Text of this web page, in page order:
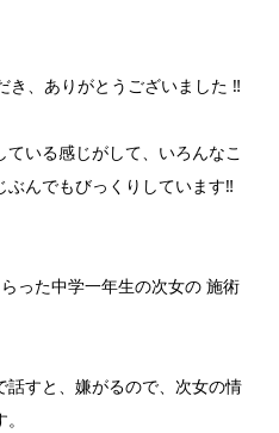
き、ありがとうございました ‼
いる感じがして、いろんなこ
んでもびっくりしています‼
った中学一年生の次女の 施術
すと、嫌がるので、次女の情